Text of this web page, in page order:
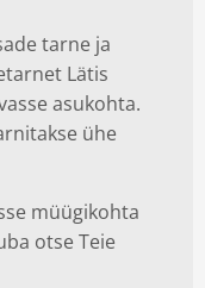
tarne ja
Lätis
asukohta.
ühe
müügikohta
otse Teie